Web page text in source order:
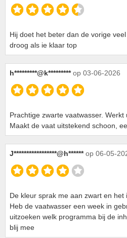
Hij doet het beter dan de vorige
droog als ie klaar top
h*********@k********* op 03-06-2026
Prachtige zwarte vaatwasser.
Maakt de vaat uitstekend schoon,
J*****************@h****** op 06-05-
De kleur sprak me aan zwart en het
Heb de vaatwasser een week in
uitzoeken welk programma bij de
blij mee